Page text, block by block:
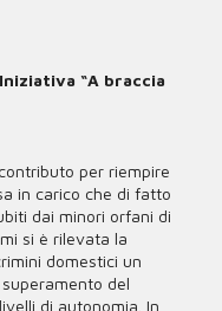
“A braccia
per riempire
in carico che di fatto
dai minori orfani di
si è rilevata la
domestici un
del
di autonomia. In